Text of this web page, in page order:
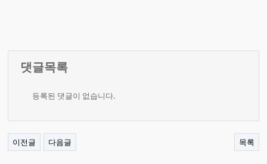
댓글목록
등록된 댓글이 없습니다.
이전글 다음글 목록